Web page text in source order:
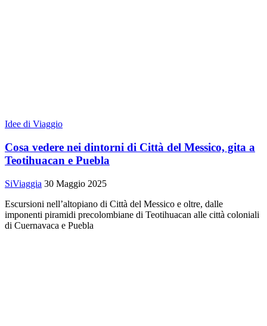
Idee di Viaggio
Cosa vedere nei dintorni di Città del Messico, gita a
Teotihuacan e Puebla
SiViaggia 30 Maggio 2025
Escursioni nell’altopiano di Città del Messico e oltre, dalle
imponenti piramidi precolombiane di Teotihuacan alle città coloniali
di Cuernavaca e Puebla